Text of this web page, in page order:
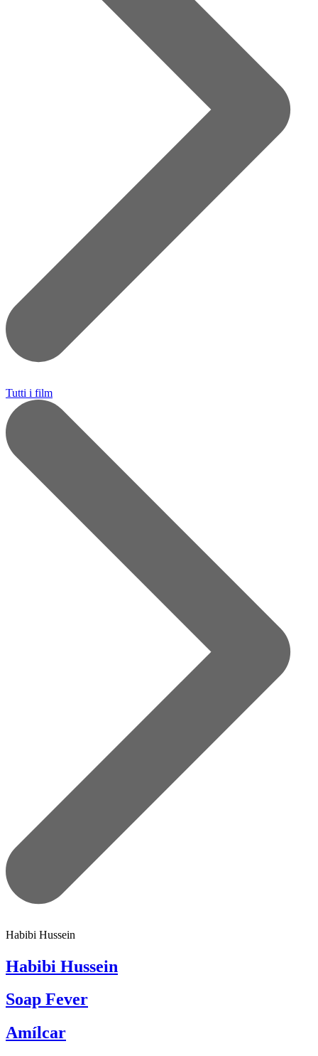
Tutti i film
Habibi Hussein
Habibi Hussein
Soap Fever
Amílcar